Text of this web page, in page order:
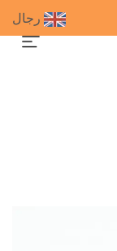
رجال